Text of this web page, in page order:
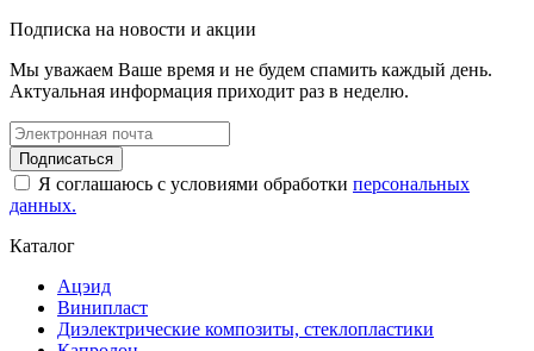
Подписка на новости и акции
Мы уважаем Ваше время и не будем спамить каждый день.
Актуальная информация приходит раз в неделю.
Я соглашаюсь с условиями обработки персональных
данных.
Каталог
Ацэид
Винипласт
Диэлектрические композиты, стеклопластики